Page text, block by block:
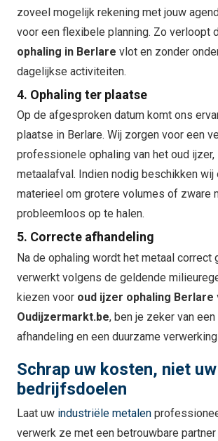
zoveel mogelijk rekening met jouw
voor een flexibele planning. Zo verloopt
ophaling in Berlare vlot en zonder
dagelijkse activiteiten.
4. Ophaling ter plaatse
Op de afgesproken datum komt ons
plaatse in Berlare. Wij zorgen voor een
professionele ophaling van het oud
metaalafval. Indien nodig beschikken wij
materieel om grotere volumes of zware
probleemloos op te halen.
5. Correcte afhandeling
Na de ophaling wordt het metaal correct
verwerkt volgens de geldende
kiezen voor oud ijzer ophaling Berlare
Oudijzermarkt.be, ben je zeker van
afhandeling en een duurzame
Schrap uw kosten, niet uw
bedrijfsdoelen
Laat uw industriële metalen
verwerk ze met een betrouwbare